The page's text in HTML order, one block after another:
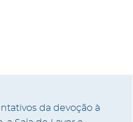
da devoção à